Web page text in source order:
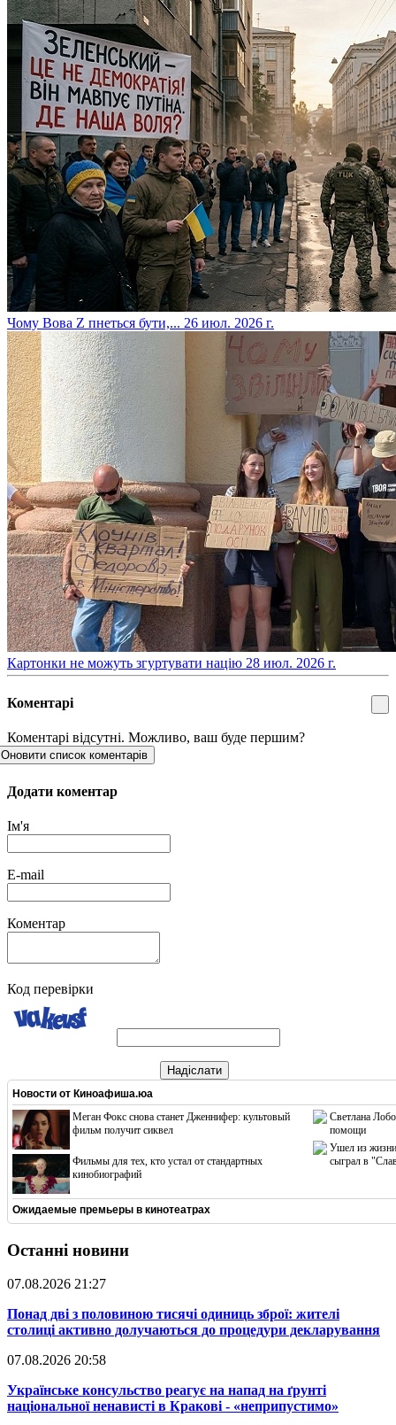
​Чому Вова Z пнеться бути,... 26 июл. 2026 г.
​Картонки не можуть згуртувати націю 28 июл. 2026 г.
Коментарі
Коментарі відсутні. Можливо, ваш буде першим?
Оновити список коментарів
Додати коментар
Ім'я
E-mail
Коментар
Код перевірки
Надіслати
Новости от Киноафиша.юа
Меган Фокс снова станет Дженнифер: культовый
фильм получит сиквел
Фильмы для тех, кто устал от стандартных
кинобиографий
Светлана
помощи
Ушел из жизни
сыграл в
Ожидаемые премьеры в кинотеатрах
Останні новини
07.08.2026 21:27
​Понад дві з половиною тисячі одиниць зброї: жителі
столиці активно долучаються до процедури декларування
07.08.2026 20:58
​Українське консульство реагує на напад на ґрунті
національної ненависті в Кракові - «неприпустимо»